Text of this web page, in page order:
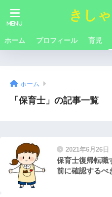
きし
ホーム プロフィール 育児
ホーム
「保育士」の記事一覧
2021年6月26日
保育士復帰転職
前に確認するべ